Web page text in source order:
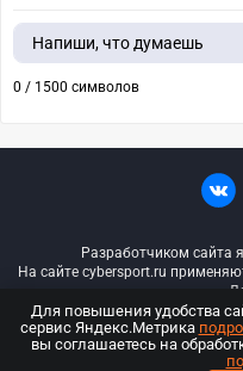
Напиши, что думаешь
0 / 1500 символов
Разработчиком сайта
На сайте cybersport.ru
© ООО
Для повышения удобства
сервис Яндекс.Метрика
вы соглашаетесь на